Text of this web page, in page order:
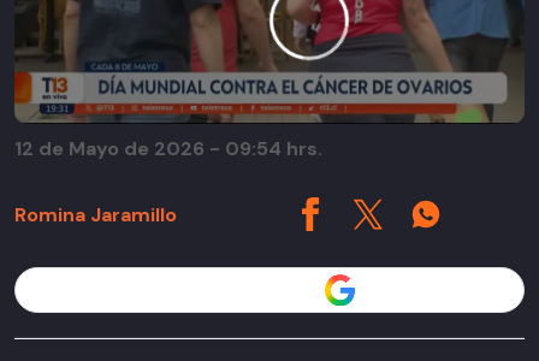
Romina Jaramillo
12 de Mayo de 2026 - 09:54 hrs.